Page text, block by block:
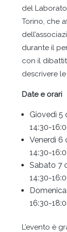
del
Torino, che
durante il
con il
descrivere
Date e orari
Giovedì 5
14:30-
Venerdì 6
14:30-
Sabato 7
14:30-
16:30-
L’evento è